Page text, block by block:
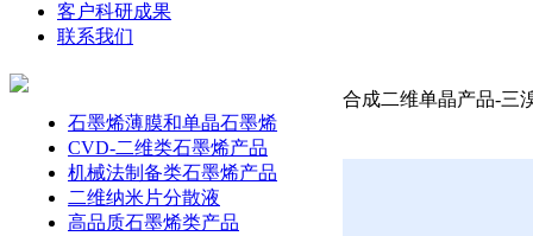
客户科研成果
联系我们
石墨烯薄膜和单晶石墨烯
CVD-二维类石墨烯产品
机械法制备类石墨烯产品
二维纳米片分散液
高品质石墨烯类产品
合成二维单晶产品-三